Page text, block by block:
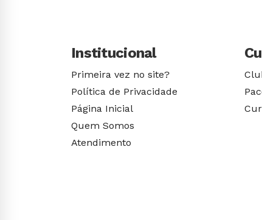
Institucional
Primeira vez no site?
Política de Privacidade
Página Inicial
Quem Somos
Atendimento